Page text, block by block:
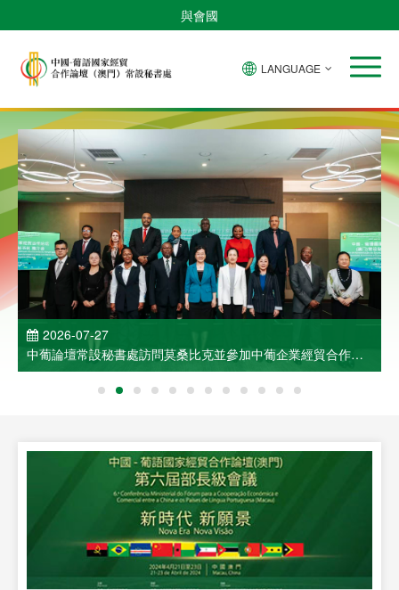
與會國
LANGUAGE
2026-07-27
中葡論壇常設秘書處訪問莫桑比克並參加中葡企業經貿合作洽
談會